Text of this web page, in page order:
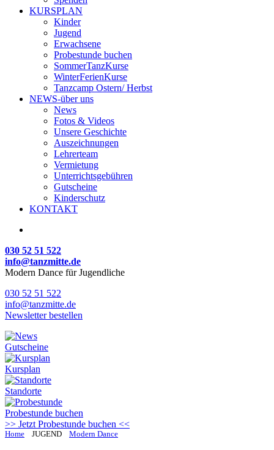
KURSPLAN
Kinder
Jugend
Erwachsene
Probestunde buchen
SommerTanzKurse
WinterFerienKurse
Tanzcamp Ostern/ Herbst
NEWS-über uns
News
Fotos & Videos
Unsere Geschichte
Auszeichnungen
Lehrerteam
Vermietung
Unterrichtsgebühren
Gutscheine
Kinderschutz
KONTAKT
030 52 51 522
info@tanzmitte.de
Modern Dance für Jugendliche
030 52 51 522
info@tanzmitte.de
Newsletter bestellen
Gutscheine
Kursplan
Standorte
Probestunde buchen
>> Jetzt Probestunde buchen <<
Home JUGEND Modern Dance